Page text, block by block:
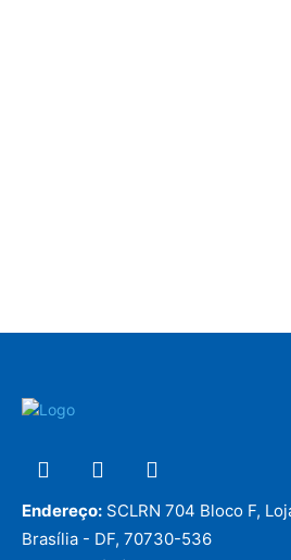
Endereço: SCLRN 704 Bloco F,
Brasília - DF, 70730-536